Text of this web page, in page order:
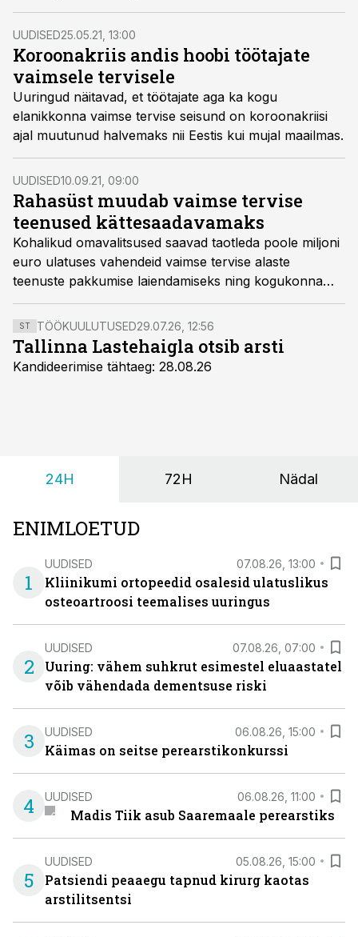
miljardit eurot ja see arv on kasvanud.
UUDISED25.05.21, 13:00
Koroonakriis andis hoobi töötajate
vaimsele tervisele
Uuringud näitavad, et töötajate aga ka kogu
elanikkonna vaimse tervise seisund on koroonakriisi
ajal muutunud halvemaks nii Eestis kui mujal maailmas.
UUDISED10.09.21, 09:00
Rahasüst muudab vaimse tervise
teenused kättesaadavamaks
Kohalikud omavalitsused saavad taotleda poole miljoni
euro ulatuses vahendeid vaimse tervise alaste
teenuste pakkumise laiendamiseks ning kogukonna
psühholoogi palga- või juhendamiskuludeks.
ST TÖÖKUULUTUSED29.07.26, 12:56
Tallinna Lastehaigla otsib arsti
Kandideerimise tähtaeg: 28.08.26
24H 72H Nädal
ENIMLOETUD
1
UUDISED 07.08.26, 13:00
Kliinikumi ortopeedid osalesid ulatuslikus
osteoartroosi teemalises uuringus
2
UUDISED 07.08.26, 07:00
Uuring: vähem suhkrut esimestel eluaastatel
võib vähendada dementsuse riski
3 UUDISED 06.08.26, 15:00
Käimas on seitse perearstikonkurssi
4 UUDISED 06.08.26, 11:00
Madis Tiik asub Saaremaale perearstiks
5
UUDISED 05.08.26, 15:00
Patsiendi peaaegu tapnud kirurg kaotas
arstilitsentsi